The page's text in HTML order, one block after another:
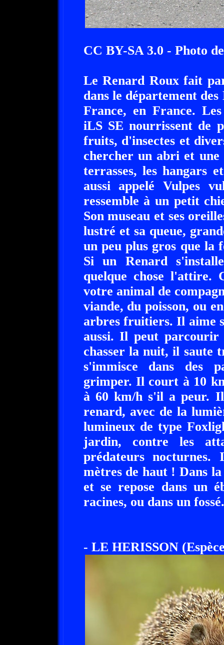
CC BY-SA 3.0 - Photo
Le Renard Roux fait
dans le département
France, en France.
iLS SE nourrissent de
fruits, d'insectes et
chercher un abri et une
terrasses, les hangars
aussi appelé Vulpes
ressemble à un petit
Son museau et ses
lustré et sa queue,
un peu plus gros que la
Si un Renard
quelque chose
votre animal de
viande, du poisson, ou
arbres fruitiers. Il aime
aussi. Il peut parcourir
chasser la nuit, il saute
s'immisce dans des
grimper. Il court à 10
à 60 km/h s'il a peur.
renard, avec de la
lumineux de type
jardin, contre les
prédateurs
mètres de haut ! Dans
et se repose dans un
racines, ou dans un fossé.
- LE HERISSON